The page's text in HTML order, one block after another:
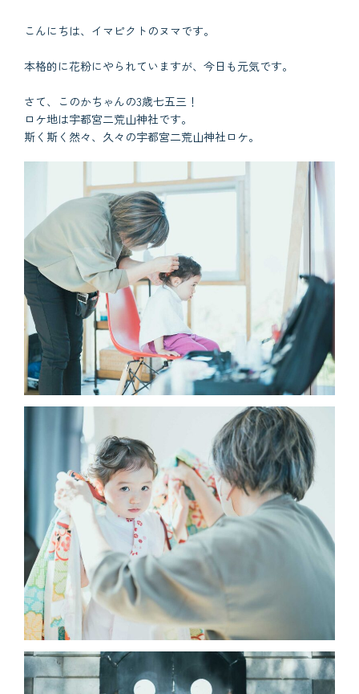
こんにちは、イマピクトのヌマです。
本格的に花粉にやられていますが、今日も元気です。
さて、このかちゃんの3歳七五三！
ロケ地は宇都宮二荒山神社です。
斯く斯く然々、久々の宇都宮二荒山神社ロケ。